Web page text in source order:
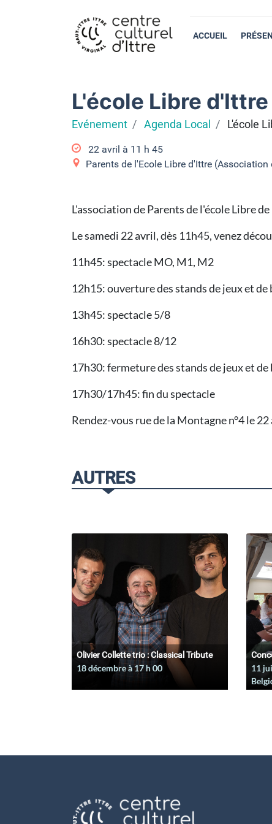
ACCUEIL
L'école Libre
Evénement Agenda Local L'école
22 avril à 11 h 45
Parents de l'Ecole Libre d'Ittre (Association
L'association de Parents de l'école Libre
Le samedi 22 avril, dès 11h45, venez
11h45: spectacle MO, M1, M2
12h15: ouverture des stands de jeux et de
13h45: spectacle 5/8
16h30: spectacle 8/12
17h30: fermeture des stands de jeux et de
17h30/17h45: fin du spectacle
Rendez-vous rue de la Montagne n°4 le
AUTRES
Olivier Collette trio : Classical Tribute
18 décembre à 17 h 00 11